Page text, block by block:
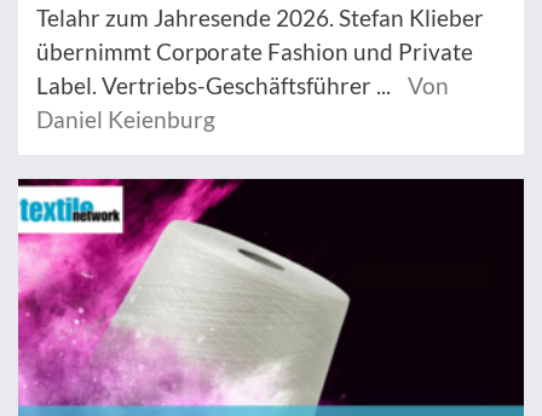
Telahr zum Jahresende 2026. Stefan Klieber
übernimmt Corporate Fashion und Private
Label. Vertriebs-Geschäftsführer ...
Von
Daniel Keienburg